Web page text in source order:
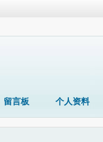
留言板 个人资料